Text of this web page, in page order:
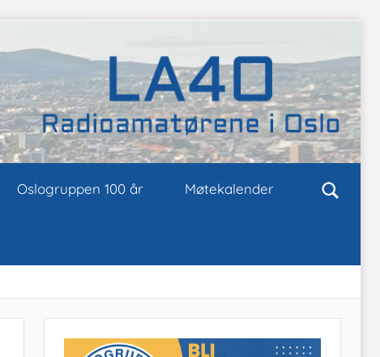
Oslogruppen 100 år Møtekalender